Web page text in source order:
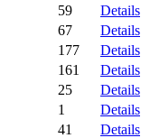
59
Details
67
Details
177
Details
161
Details
25
Details
1
Details
41 Details